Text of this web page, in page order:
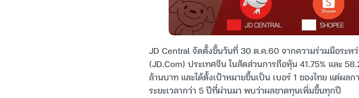
JD Central จัดตั้งขึ้นวันที่ 30 ต.ค.60 จากความร่วมมือระห
(JD.Com) ประเทศจีน ในสัดส่วนการถือหุ้น 41.75% และ
ล้านบาท และได้ตั้งเป้าหมายขึ้นเป็น เบอร์ 1 ของไทย แต่ผล
ระยะเวลากว่า 5 ปีที่ผ่านมา พบว่าผลขาดทุนเพิ่มขึ้นทุกปี